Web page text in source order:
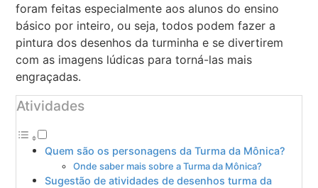
foram feitas especialmente aos alunos do ensino
básico por inteiro, ou seja, todos podem fazer a
pintura dos desenhos da turminha e se divertirem
com as imagens lúdicas para torná-las mais
engraçadas.
Atividades
Quem são os personagens da Turma da Mônica?
Onde saber mais sobre a Turma da Mônica?
Sugestão de atividades de desenhos turma da